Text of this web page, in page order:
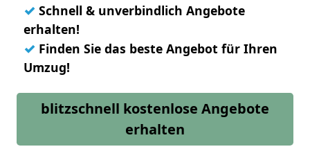
✓ Schnell & unverbindlich Angebote
erhalten!
✓ Finden Sie das beste Angebot für Ihren
Umzug!
blitzschnell kostenlose Angebote
erhalten